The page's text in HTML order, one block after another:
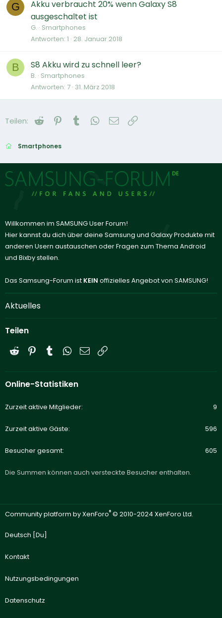
G
Akku verbraucht 20% wenn Galaxy S8
ausgeschaltet ist
G. Smartphones
Antworten 1 28. Januar 2018
B S8 Akku wird zu schnell leer?
B. Smartphones
Antworten 7 31. März 2018
Teilen: Reddit Pinterest
Tumblr WhatsApp
E-Mail
Smartphones
Willkommen im SAMSUNG User Forum!
Hier kannst du dich über deine Samsung und Galaxy Produkte mit
anderen Usern austauschen oder Fragen zum Thema Android
und Bixby stellen.
Das Samsung-Forum ist KEIN offizielles Angebot von SAMSUNG!
Aktuelles
Teilen
Reddit PinterestTumblrWhatsApp
E-Mail
Online-Statistiken
Zurzeit aktive Mitglieder 9
Zurzeit aktive Gäste 596
Besucher gesamt 605
Die Summen können auch versteckte Besucher enthalten.
Community platform by XenForo® © 2010-2024 XenForo Ltd.
Deutsch [Du]
Kontakt
Nutzungsbedingungen
Datenschutz